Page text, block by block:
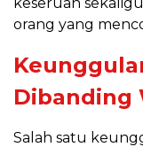
orang yang
Dibanding
Salah satu